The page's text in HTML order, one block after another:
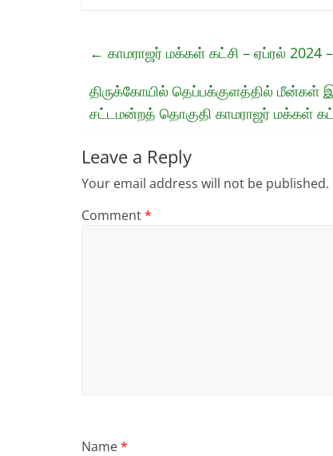
← காமராஜர் மக்கள் கட்சி – ஏப்ரல் 2024
திருக்கோயில் தெப்பக்குளத்தில் மீன்கள்
சட்டமன்றத் தொகுதி காமராஜர் மக்கள்
Leave a Reply
Your email address will not be published.
Comment*
Name*